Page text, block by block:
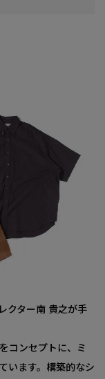
クター南 貴之が手
コンセプトに、ミ
います。構築的なシ